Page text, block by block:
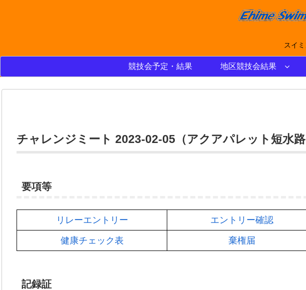
スイ
競技会予定・結果 地区競技会結果
チャレンジミート 2023-02-05（アクアパレット短水路
要項等
リレーエントリー エントリー確認
健康チェック表 棄権届
記録証